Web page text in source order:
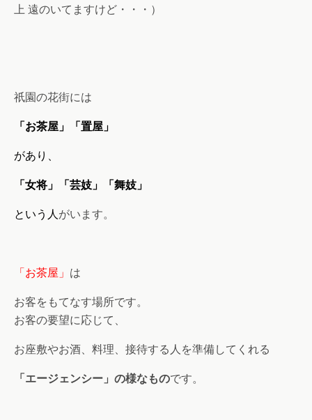
上 遠のいてますけど・・・）
祇園の花街には
「お茶屋」「置屋」
があり、
「女将」「芸妓」「舞妓」
という人がいます。
「お茶屋」 は
お客をもてなす場所です。
お客の要望に応じて、
お座敷やお酒、料理、接待する人を準備してくれる
「エージェンシー」の様なものです。